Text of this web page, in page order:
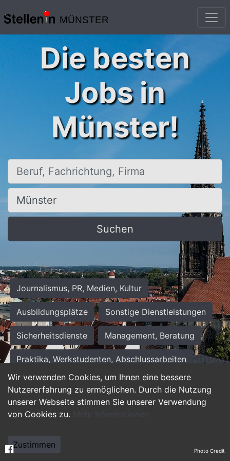
MÜNSTER
Wir verwenden Cookies, um Ihnen eine bessere
Nutzererfahrung zu ermöglichen. Durch die Nutzung
unserer Webseite stimmen Sie unserer Verwendung
von Cookies zu. Mehr Informationen
Zustimmen
Die besten
Jobs in
Münster!
Beruf, Fachrichtung, Firma
Ort, Stadt
Suchen
Journalismus, PR, Medien, Kultur
Ausbildungsplätze Sonstige Dienstleistungen
Sicherheitsdienste Management, Beratung
Praktika, Werkstudenten, Abschlussarbeiten
Personalwesen Assistenz, Sekretariat
Hilfskräfte, Aushilfs- und Nebenjobs
Weiterbildung, Studium, duale Ausbildung Photo Credit